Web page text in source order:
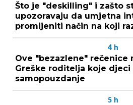
Što je "deskilling" i zašto
upozoravaju da umjetna
promijeniti način na koji
4 h
Ove "bezazlene" rečenice
Greške roditelja koje djeci
samopouzdanje
5 h